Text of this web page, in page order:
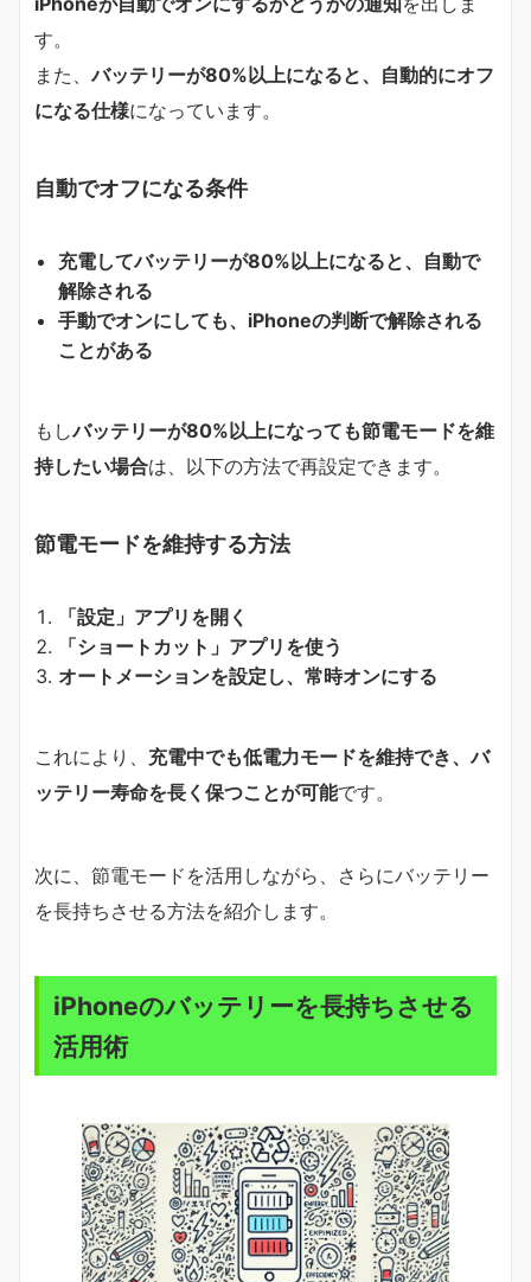
す。
また、バッテリーが80%以上になると、自動的にオフ
になる仕様になっています。
自動でオフになる条件
充電してバッテリーが80%以上になると、自動で
解除される
手動でオンにしても、iPhoneの判断で解除される
ことがある
もしバッテリーが80%以上になっても節電モードを維
持したい場合は、以下の方法で再設定できます。
節電モードを維持する方法
「設定」アプリを開く
「ショートカット」アプリを使う
オートメーションを設定し、常時オンにする
これにより、 充電中でも低電力モードを維持でき、バ
ッテリー寿命を長く保つことが可能です。
次に、節電モードを活用しながら、さらにバッテリー
を長持ちさせる方法を紹介します。
iPhoneのバッテリーを長持ちさせる
活用術